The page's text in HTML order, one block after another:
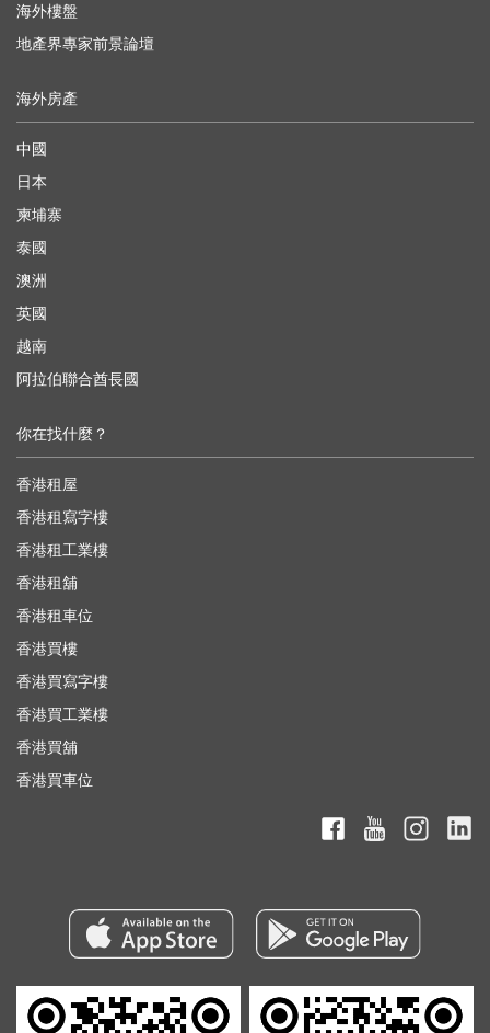
海外樓盤
地產界專家前景論壇
海外房產
中國
日本
柬埔寨
泰國
澳洲
英國
越南
阿拉伯聯合酋長國
你在找什麼？
香港租屋
香港租寫字樓
香港租工業樓
香港租舖
香港租車位
香港買樓
香港買寫字樓
香港買工業樓
香港買舖
香港買車位